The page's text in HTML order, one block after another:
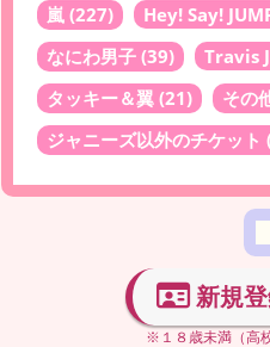
嵐 (227) Hey! Say!
なにわ男子 (39) Travis
タッキー＆翼 (21) その
ジャニーズ以外のチケット
新規登
※１８歳未満（高